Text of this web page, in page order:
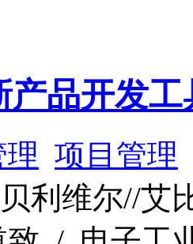
品开发工
理 项目管理
利维尔//艾